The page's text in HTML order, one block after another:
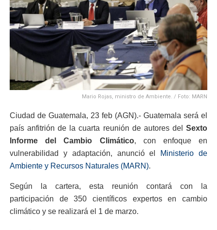
Mario Rojas, ministro de Ambiente. / Foto: MARN
Ciudad de Guatemala, 23 feb (AGN).- Guatemala será el
país anfitrión de la cuarta reunión de autores del Sexto
Informe del Cambio Climático, con enfoque en
vulnerabilidad y adaptación, anunció el
Ministerio de
Ambiente y Recursos Naturales (MARN).
Según la cartera, esta reunión contará con la
participación de 350 científicos expertos en cambio
climático y se realizará el 1 de marzo.